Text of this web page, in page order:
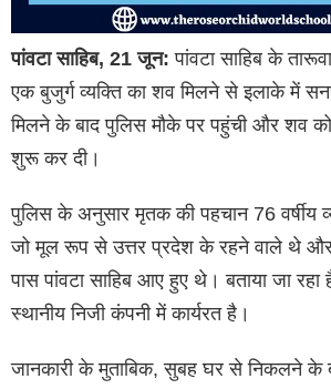
पांवटा साहिब, 21 जून: पांवटा साहिब के
एक बुजुर्ग व्यक्ति का शव मिलने से इलाके में
मिलने के बाद पुलिस मौके पर पहुंची और शव
शुरू कर दी।
पुलिस के अनुसार मृतक की पहचान 76 वर्षीय
जो मूल रूप से उत्तर प्रदेश के रहने वाले थे
पास पांवटा साहिब आए हुए थे। बताया जा रहा
स्थानीय निजी कंपनी में कार्यरत है।
जानकारी के मुताबिक, सुबह घर से निकलने के